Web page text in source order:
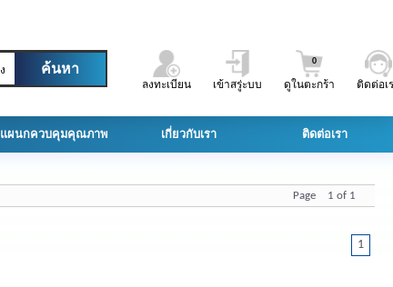
ลงทะเบียน เข้าสรู่ะบบ ดูในตะกร้า
0
ติดต่อเ
แผนกควบคุมคุณภาพ เกี่ยวกับเรา ติดต่อเรา
Page 1 of 1
1